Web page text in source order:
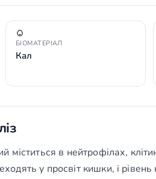
БІОМАТЕРІАЛ
Кал
міститься в нейтрофілах,
у просвіт кишки, і